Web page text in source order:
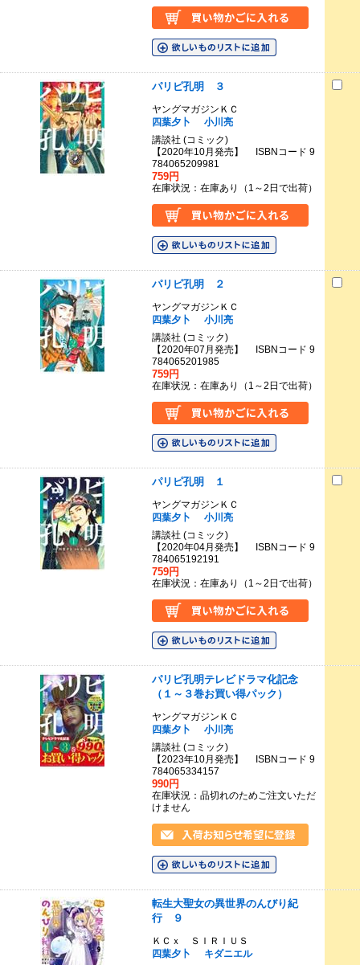
パリピ孔明 ３
ヤングマガジンＫＣ
四葉夕卜
小川亮
講談社 (コミック)
【2020年10月発売】 ISBNコード 9
784065209981
759円
在庫状況：在庫あり（1～2日で出荷）
パリピ孔明 ２
ヤングマガジンＫＣ
四葉夕卜
小川亮
講談社 (コミック)
【2020年07月発売】 ISBNコード 9
784065201985
759円
在庫状況：在庫あり（1～2日で出荷）
パリピ孔明 １
ヤングマガジンＫＣ
四葉夕卜
小川亮
講談社 (コミック)
【2020年04月発売】 ISBNコード 9
784065192191
759円
在庫状況：在庫あり（1～2日で出荷）
パリピ孔明テレビドラマ化記念
（１～３巻お買い得パック）
ヤングマガジンＫＣ
四葉夕卜
小川亮
講談社 (コミック)
【2023年10月発売】 ISBNコード 9
784065334157
990円
在庫状況：品切れのためご注文いただ
けません
転生大聖女の異世界のんびり紀
行 ９
ＫＣｘ ＳＩＲＩＵＳ
四葉夕卜
キダニエル